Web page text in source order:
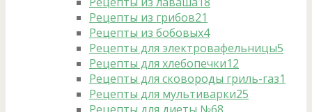
Рецепты из грибов21
Рецепты из бобовых4
Рецепты для электровафельницы5
Рецепты для хлебопечки12
Рецепты для сковороды гриль-газ1
Рецепты для мультиварки25